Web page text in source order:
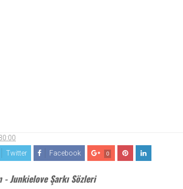
Twitter Facebook 0
- Junkielove Şarkı Sözleri